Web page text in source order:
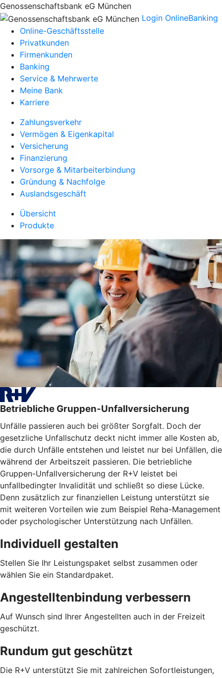
Genossenschaftsbank eG München
Login OnlineBanking
Online-Geschäftsstelle
Privatkunden
Firmenkunden
Banking
Service & Mehrwerte
Meine Bank
Karriere
Zahlungsverkehr
Vermögen & Eigenkapital
Versicherung
Finanzierung
Vorsorge & Mitarbeiterbindung
Gründung & Nachfolge
Auslandsgeschäft
Übersicht
Produkte
Betriebliche Gruppen-Unfallversicherung
Unfälle passieren auch bei größter Sorgfalt. Doch der
gesetzliche Unfallschutz deckt nicht immer alle Kosten ab,
die durch Unfälle entstehen und leistet nur bei Unfällen, die
während der Arbeitszeit passieren. Die betriebliche
Gruppen-Unfallversicherung der R+V leistet bei
unfallbedingter Invalidität und schließt so diese Lücke.
Denn zusätzlich zur finanziellen Leistung unterstützt sie
mit weiteren Vorteilen wie zum Beispiel Reha-Management
oder psychologischer Unterstützung nach Unfällen.
Individuell gestalten
Stellen Sie Ihr Leistungspaket selbst zusammen oder
wählen Sie ein Standardpaket.
Angestelltenbindung verbessern
Auf Wunsch sind Ihrer Angestellten auch in der Freizeit
geschützt.
Rundum gut geschützt
Die R+V unterstützt Sie mit zahlreichen Sofortleistungen,